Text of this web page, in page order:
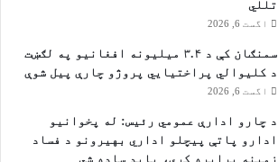
تللي
اگست 6, 2026
سمنګان کې د ۳.۴ میلیونه افغانیو په لګښت
د کلیوالي پراختیايي پروژو چارې پیل شوې
اگست 6, 2026
د چارو ادارې عمومي رئیس: له پخوانیو
ادارو پاتې پيچلو اداري بهیرونو د فساد
زمینه برابره کړې، باید ساده شي